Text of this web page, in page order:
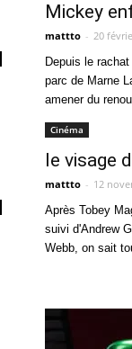
Mickey
mattto - 20
Depuis le
parc de Marne
amener du
Cinéma
le visage
mattto - 12
Après Tobey
suivi d'Andrew
Webb, on sait